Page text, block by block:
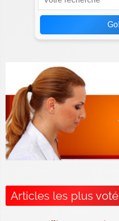
Go!
Articles les plus